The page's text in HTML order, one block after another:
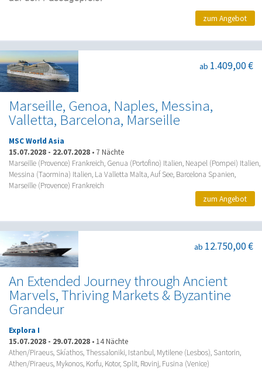
zum Angebot
Marseille, Genoa, Naples, Messina,
Valletta, Barcelona, Marseille
ab 1.409,00 €
MSC World Asia
15.07.2028 - 22.07.2028 • 7 Nächte
Marseille (Provence) Frankreich, Genua (Portofino) Italien, Neapel (Pompei) Italien,
Messina (Taormina) Italien, La Valletta Malta, Auf See, Barcelona Spanien,
Marseille (Provence) Frankreich
zum Angebot
An Extended Journey through Ancient
Marvels, Thriving Markets & Byzantine
Grandeur
ab 12.750,00 €
Explora I
15.07.2028 - 29.07.2028 • 14 Nächte
Athen/Piraeus, Skíathos, Thessaloniki, Istanbul, Mytilene (Lesbos), Santorin,
Athen/Piraeus, Mykonos, Korfu, Kotor, Split, Rovinj, Fusina (Venice)